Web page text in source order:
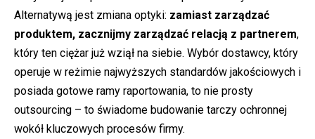
Alternatywą jest zmiana optyki: zamiast zarządzać
produktem, zacznijmy zarządzać relacją z partnerem,
który ten ciężar już wziął na siebie. Wybór dostawcy, który
operuje w reżimie najwyższych standardów jakościowych i
posiada gotowe ramy raportowania, to nie prosty
outsourcing – to świadome budowanie tarczy ochronnej
wokół kluczowych procesów firmy.